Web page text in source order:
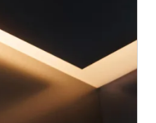
Колекція:
Кількість товару
обмежена
15 340.00